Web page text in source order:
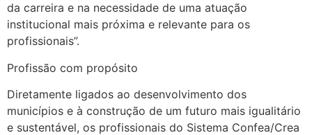
da carreira e na necessidade de uma atuação
institucional mais próxima e relevante para os
profissionais”.
Profissão com propósito
Diretamente ligados ao desenvolvimento dos
municípios e à construção de um futuro mais igualitário
e sustentável, os profissionais do Sistema Confea/Crea